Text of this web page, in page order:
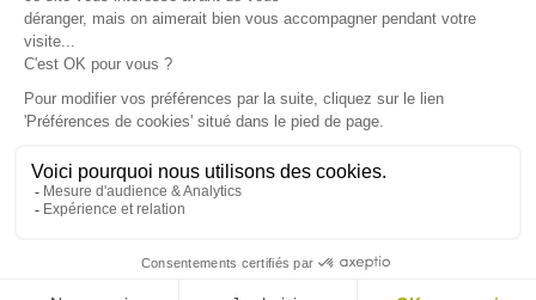
Mentions légales
Préférences en matière de cookies